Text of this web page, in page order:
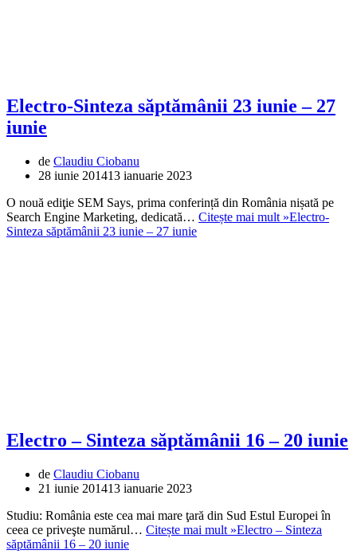
Electro-Sinteza săptămânii 23 iunie – 27
iunie
de Claudiu Ciobanu
28 iunie 201413 ianuarie 2023
O nouă ediţie SEM Says, prima conferință din România nișată pe
Search Engine Marketing, dedicată… Citește mai mult »Electro-
Sinteza săptămânii 23 iunie – 27 iunie
Electro – Sinteza săptămânii 16 – 20 iunie
de Claudiu Ciobanu
21 iunie 201413 ianuarie 2023
Studiu: România este cea mai mare ţară din Sud Estul Europei în
ceea ce priveşte numărul… Citește mai mult »Electro – Sinteza
săptămânii 16 – 20 iunie